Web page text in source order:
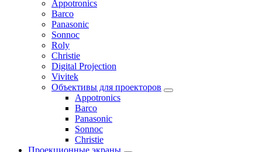
Appotronics
Barco
Panasonic
Sonnoc
Roly
Christie
Digital Projection
Vivitek
Объективы для проекторов
Appotronics
Barco
Panasonic
Sonnoc
Сhristie